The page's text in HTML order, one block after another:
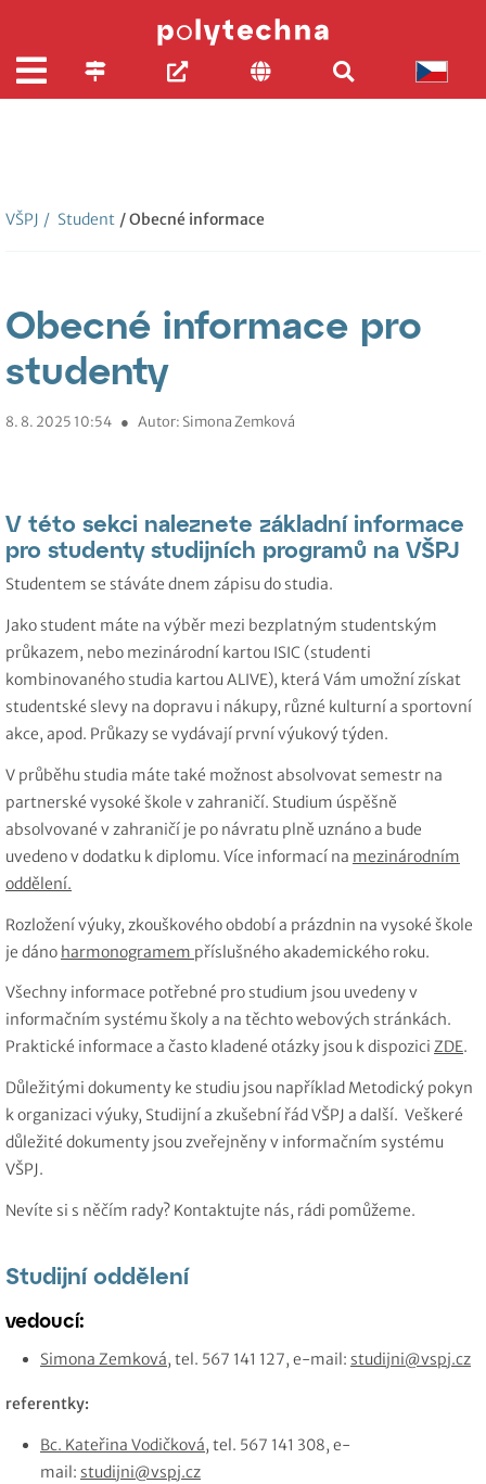
VŠPJ / Student / Obecné informace
Obecné informace pro
studenty
8. 8. 2025 10:54 ● Autor: Simona Zemková
V této sekci naleznete základní informace
pro studenty studijních programů na VŠPJ
Studentem se stáváte dnem zápisu do studia.
Jako student máte na výběr mezi bezplatným studentským
průkazem, nebo mezinárodní kartou ISIC (studenti
kombinovaného studia kartou ALIVE), která Vám umožní získat
studentské slevy na dopravu i nákupy, různé kulturní a sportovní
akce, apod. Průkazy se vydávají první výukový týden.
V průběhu studia máte také možnost absolvovat semestr na
partnerské vysoké škole v zahraničí. Studium úspěšně
absolvované v zahraničí je po návratu plně uznáno a bude
uvedeno v dodatku k diplomu. Více informací na mezinárodním
oddělení.
Rozložení výuky, zkouškového období a prázdnin na vysoké škole
je dáno harmonogramem příslušného akademického roku.
Všechny informace potřebné pro studium jsou uvedeny v
informačním systému školy a na těchto webových stránkách.
Praktické informace a často kladené otázky jsou k dispozici ZDE.
Důležitými dokumenty ke studiu jsou například Metodický pokyn
k organizaci výuky, Studijní a zkušební řád VŠPJ a další. Veškeré
důležité dokumenty jsou zveřejněny v informačním systému
VŠPJ.
Nevíte si s něčím rady? Kontaktujte nás, rádi pomůžeme.
Studijní oddělení
vedoucí:
Simona Zemková, tel. 567 141 127, e-mail: studijni@vspj.cz
referentky:
Bc. Kateřina Vodičková, tel. 567 141 308, e-
mail: studijni@vspj.cz